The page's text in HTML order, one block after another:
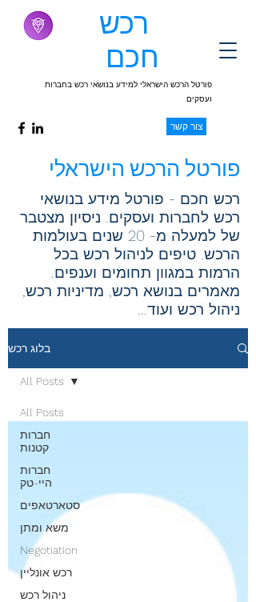
רכש
חכם
פורטל הרכש הישראלי למידע בנושאי רכש בחברות
ועסקים
צור קשר
פורטל הרכש הישראלי
רכש חכם - פורטל מידע בנושאי
רכש לחברות ועסקים. ניסיון מצטבר
של למעלה מ- 20 שנים בעולמות
הרכש. טיפים לניהול רכש בכל
הרמות במגוון תחומים וענפים.
מאמרים בנושא רכש, מדיניות רכש,
ניהול רכש ועוד...
בלוג רכש
All Posts
חברות
קטנות
חברות
היי-טק
סטארטאפים
משא ומתן
Negotiation
רכש אונליין
ניהול רכש
All Posts